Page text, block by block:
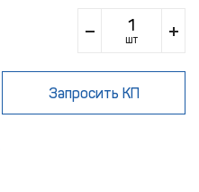
шт
Запросить КП